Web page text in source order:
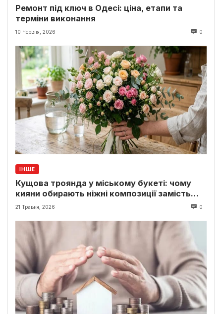
Ремонт під ключ в Одесі: ціна, етапи та
терміни виконання
10 Червня, 2026 0
ІНШЕ
Кущова троянда у міському букеті: чому
кияни обирають ніжні композиції замість
класики
21 Травня, 2026 0